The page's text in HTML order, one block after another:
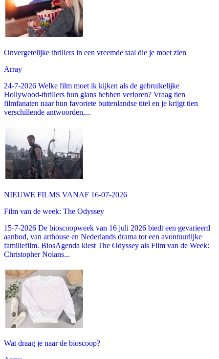
Onvergetelijke thrillers in een vreemde taal die je moet zien
Array
24-7-2026 Welke film moet ik kijken als de gebruikelijke
Hollywood-thrillers hun glans hebben verloren? Vraag tien
filmfanaten naar hun favoriete buitenlandse titel en je krijgt tien
verschillende antwoorden,...
NIEUWE FILMS VANAF 16-07-2026
Film van de week: The Odyssey
15-7-2026 De bioscoopweek van 16 juli 2026 biedt een gevarieerd
aanbod, van arthouse en Nederlands drama tot een avontuurlijke
familiefilm. BiosAgenda kiest The Odyssey als Film van de Week:
Christopher Nolans...
Wat draag je naar de bioscoop?